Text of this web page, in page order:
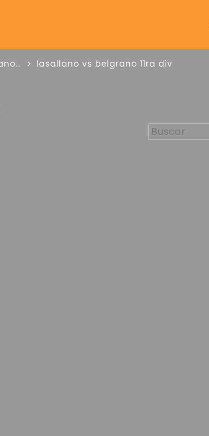
lasallano vs belgrano zona platino 3 de agosto de 2025 lasallano vs belgrano 11ra div